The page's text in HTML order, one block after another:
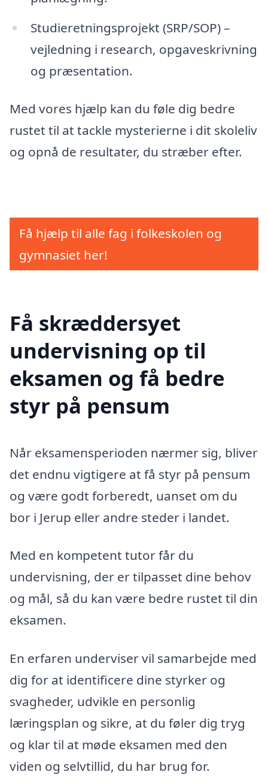
Studieretningsprojekt (SRP/SOP) –
vejledning i research, opgaveskrivning
og præsentation.
Med vores hjælp kan du føle dig bedre
rustet til at tackle mysterierne i dit skoleliv
og opnå de resultater, du stræber efter.
Få hjælp til alle fag i folkeskolen og
gymnasiet her!
Få skræddersyet
undervisning op til
eksamen og få bedre
styr på pensum
Når eksamensperioden nærmer sig, bliver
det endnu vigtigere at få styr på pensum
og være godt forberedt, uanset om du
bor i Jerup eller andre steder i landet.
Med en kompetent tutor får du
undervisning, der er tilpasset dine behov
og mål, så du kan være bedre rustet til din
eksamen.
En erfaren underviser vil samarbejde med
dig for at identificere dine styrker og
svagheder, udvikle en personlig
læringsplan og sikre, at du føler dig tryg
og klar til at møde eksamen med den
viden og selvtillid, du har brug for.